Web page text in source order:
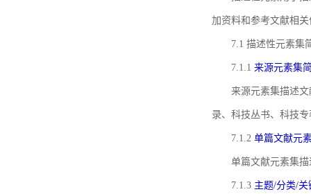
加资料和参考文献相
7.1 描述性元素集
7.1.1 来源元素集
来源元素集描述
录、科技丛书、科技
7.1.2 单篇文献元
单篇文献元素集
7.1.3 主题/分类/